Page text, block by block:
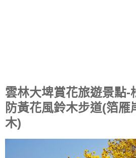
雲林大埤賞花旅遊景點-
防黃花風鈴木步道(箔雁
木)